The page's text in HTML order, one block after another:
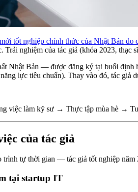
tốt nghiệp chính thức của Nhật Bản do
Trải nghiệm của tác giả (khóa 2023, thạc
Nhật Bản — được đăng ký tại buổi định
lực tiêu chuẩn). Thay vào đó, tác
việc làm kỹ sư → Thực tập mùa hè →
của tác giả
tự thời gian — tác giả tốt nghiệp năm
tại startup IT